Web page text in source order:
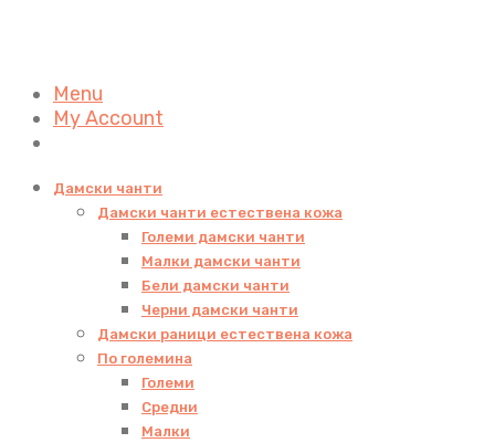
Menu
My Account
Дамски чанти
Дамски чанти естествена кожа
Големи дамски чанти
Малки дамски чанти
Бели дамски чанти
Черни дамски чанти
Дамски раници естествена кожа
По големина
Големи
Средни
Малки